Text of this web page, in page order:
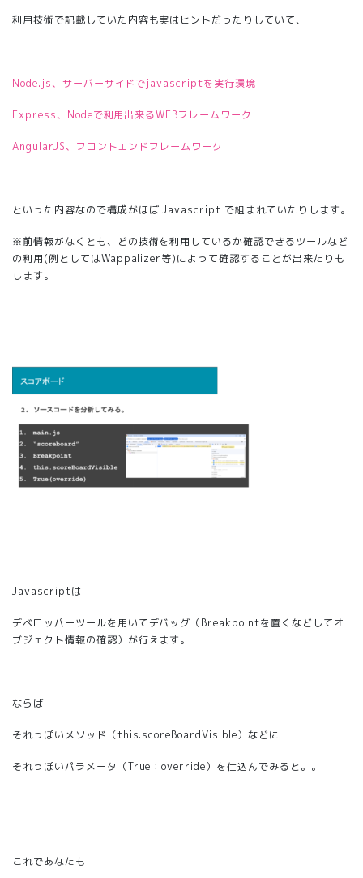
利用技術で記載していた内容も実はヒントだったりしていて、
Node.js、サーバーサイドでjavascriptを実行環境
Express、Nodeで利用出来るWEBフレームワーク
AngularJS、フロントエンドフレームワーク
といった内容なので構成がほぼ Javascript で組まれていたりします。
※前情報がなくとも、どの技術を利用しているか確認できるツールなど
の利用(例としてはWappalizer等)によって確認することが出来たりも
します。
Javascriptは
デベロッパーツールを用いてデバッグ（Breakpointを置くなどしてオ
ブジェクト情報の確認）が行えます。
ならば
それっぽいメソッド（this.scoreBoardVisible）などに
それっぽいパラメータ（True：override）を仕込んでみると。。
これであなたも